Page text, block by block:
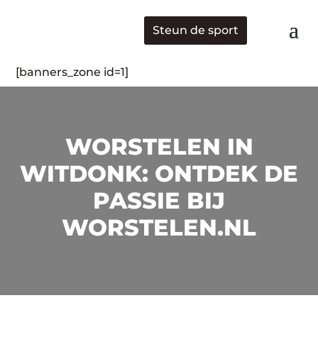
Steun de sport
[banners_zone id=1]
WORSTELEN IN
WITDONK: ONTDEK DE
PASSIE BIJ
WORSTELEN.NL